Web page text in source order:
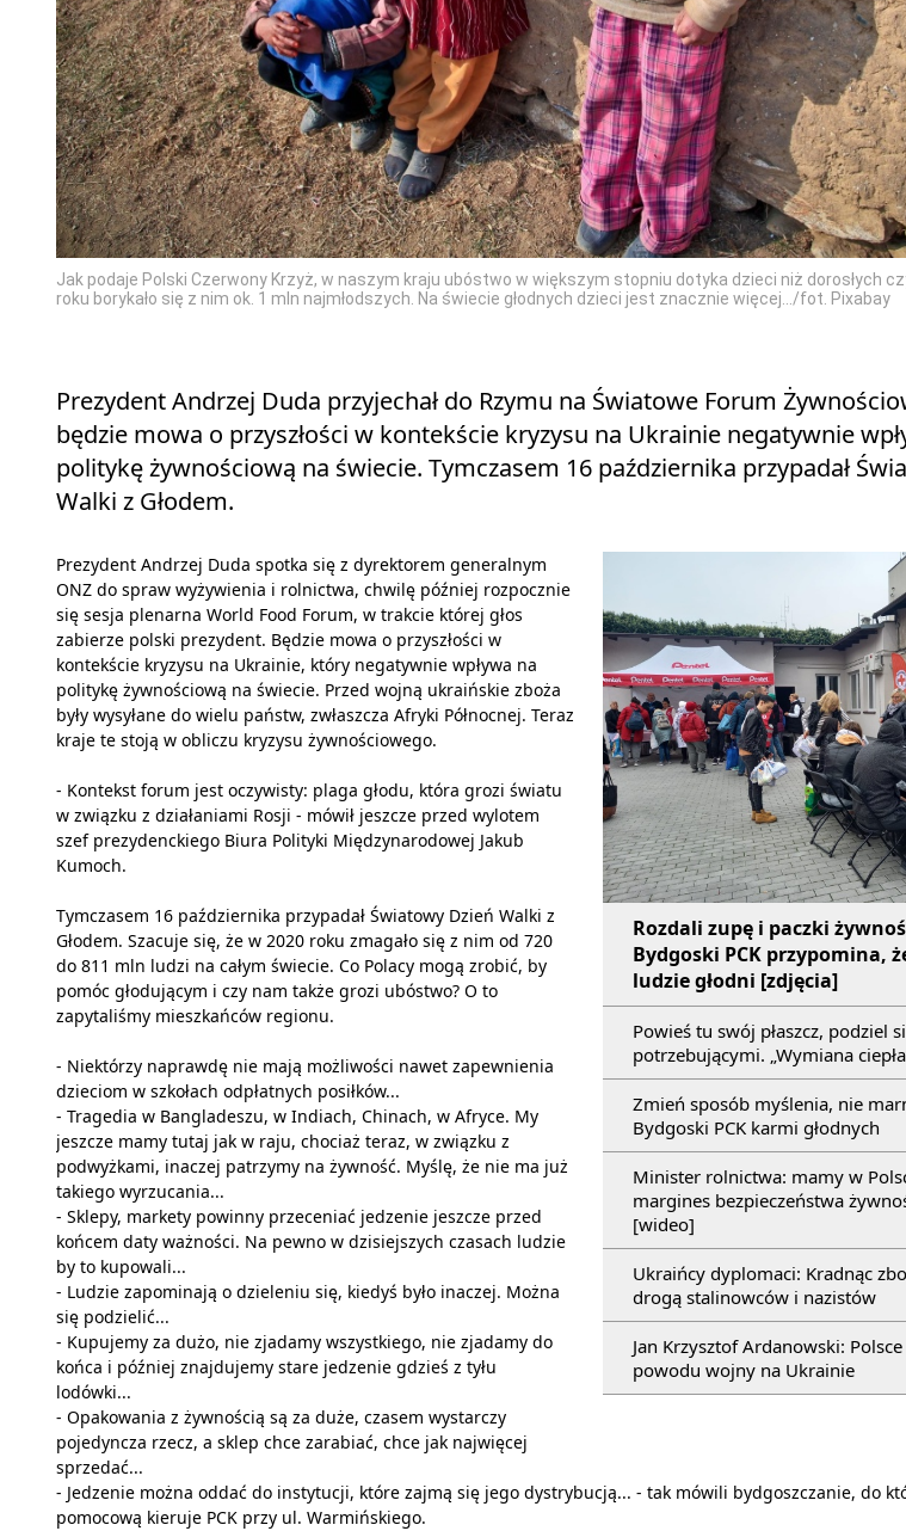
Jak podaje Polski Czerwony Krzyż, w naszym kraju ubóstwo w większym stopniu dotyka dzieci niż dorosłych
roku borykało się z nim ok. 1 mln najmłodszych. Na świecie głodnych dzieci jest znacznie więcej.../fot. Pixabay
Prezydent Andrzej Duda przyjechał do Rzymu na Światowe Forum
będzie mowa o przyszłości w kontekście kryzysu na Ukrainie negatywnie
politykę żywnościową na świecie. Tymczasem 16 października przypadał
Walki z Głodem.
Rozdali zupę i paczki
Bydgoski PCK przypomina,
ludzie głodni [zdjęcia]
Powieś tu swój płaszcz, podziel
potrzebującymi. „Wymiana
Zmień sposób myślenia, nie
Bydgoski PCK karmi głodnych
Minister rolnictwa: mamy w
margines bezpieczeństwa
[wideo]
Ukraińcy dyplomaci: Kradnąc
drogą stalinowców i nazistów
Jan Krzysztof Ardanowski:
powodu wojny na Ukrainie
Prezydent Andrzej Duda spotka się z dyrektorem generalnym
ONZ do spraw wyżywienia i rolnictwa, chwilę później rozpocznie
się sesja plenarna World Food Forum, w trakcie której głos
zabierze polski prezydent. Będzie mowa o przyszłości w
kontekście kryzysu na Ukrainie, który negatywnie wpływa na
politykę żywnościową na świecie. Przed wojną ukraińskie zboża
były wysyłane do wielu państw, zwłaszcza Afryki Północnej. Teraz
kraje te stoją w obliczu kryzysu żywnościowego.
- Kontekst forum jest oczywisty: plaga głodu, która grozi światu
w związku z działaniami Rosji - mówił jeszcze przed wylotem
szef prezydenckiego Biura Polityki Międzynarodowej Jakub
Kumoch.
Tymczasem 16 października przypadał Światowy Dzień Walki z
Głodem. Szacuje się, że w 2020 roku zmagało się z nim od 720
do 811 mln ludzi na całym świecie. Co Polacy mogą zrobić, by
pomóc głodującym i czy nam także grozi ubóstwo? O to
zapytaliśmy mieszkańców regionu.
- Niektórzy naprawdę nie mają możliwości nawet zapewnienia
dzieciom w szkołach odpłatnych posiłków...
- Tragedia w Bangladeszu, w Indiach, Chinach, w Afryce. My
jeszcze mamy tutaj jak w raju, chociaż teraz, w związku z
podwyżkami, inaczej patrzymy na żywność. Myślę, że nie ma już
takiego wyrzucania...
- Sklepy, markety powinny przeceniać jedzenie jeszcze przed
końcem daty ważności. Na pewno w dzisiejszych czasach ludzie
by to kupowali...
- Ludzie zapominają o dzieleniu się, kiedyś było inaczej. Można
się podzielić...
- Kupujemy za dużo, nie zjadamy wszystkiego, nie zjadamy do
końca i później znajdujemy stare jedzenie gdzieś z tyłu
lodówki...
- Opakowania z żywnością są za duże, czasem wystarczy
pojedyncza rzecz, a sklep chce zarabiać, chce jak najwięcej
sprzedać...
- Jedzenie można oddać do instytucji, które zajmą się jego dystrybucją... - tak mówili bydgoszczanie, do
pomocową kieruje PCK przy ul. Warmińskiego.